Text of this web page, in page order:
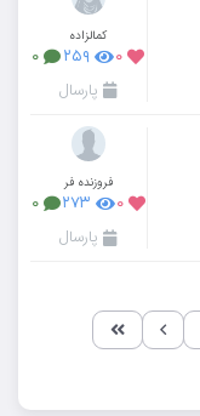
کمالزاده
۰ ۲۵۹ ۰
پارسال
فروزنده فر
۰ ۲۷۳ ۰
پارسال